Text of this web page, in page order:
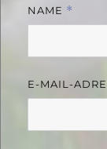
NAME *
E-MAIL-